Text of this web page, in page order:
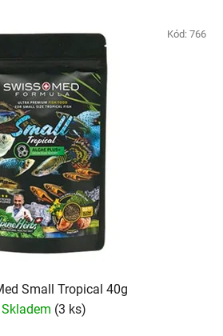
Small Tropical 40g
Skladem (3 ks)
Kód: 766